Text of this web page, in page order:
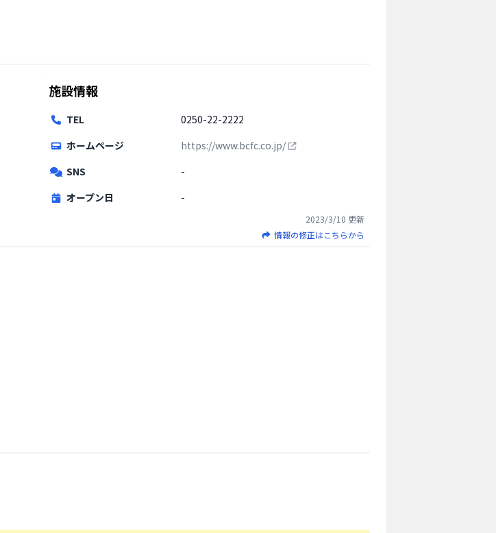
施設情報
TEL
0250-22-2222
ホームページ
https://www.bcfc.co.jp/
SNS
-
オープン日
-
2023/3/10 更新
情報の修正はこちらから